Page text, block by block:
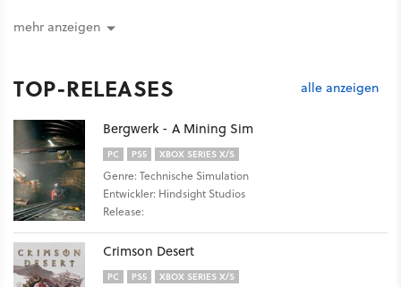
mehr anzeigen
TOP-RELEASES alle anzeigen
Bergwerk - A Mining Sim
PC PS5 XBOX SERIES X/S
Genre: Technische Simulation
Entwickler: Hindsight Studios
Release:
Crimson Desert
PC PS5 XBOX SERIES X/S